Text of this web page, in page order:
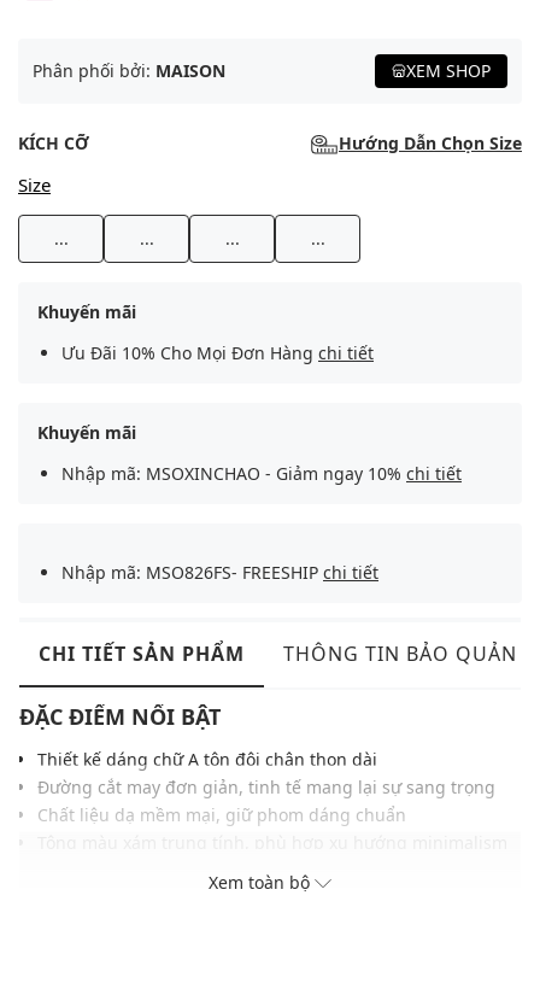
Phân phối bởi: MAISON XEM SHOP
KÍCH CỠ Hướng Dẫn Chọn Size
Size
... ... ... ...
Khuyến mãi
Ưu Đãi 10% Cho Mọi Đơn Hàng chi tiết
Khuyến mãi
Nhập mã: MSOXINCHAO - Giảm ngay 10% chi tiết
Nhập mã: MSO826FS- FREESHIP chi tiết
CHI TIẾT SẢN PHẨM THÔNG TIN BẢO QUẢN
ĐẶC ĐIỂM NỔI BẬT
Thiết kế dáng chữ A tôn đôi chân thon dài
Đường cắt may đơn giản, tinh tế mang lại sự sang trọng
Chất liệu dạ mềm mại, giữ phom dáng chuẩn
Dễ phối cùng boots hoặc giày cao gót tạo điểm nhấn
Xem toàn bộ